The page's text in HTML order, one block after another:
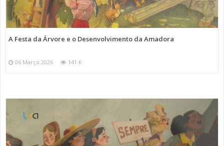
A Festa da Árvore e o Desenvolvimento da Amadora
06 Março 2026 141 K